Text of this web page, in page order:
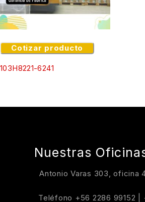
Cotizar producto
103H8221-6241
Nuestras
Antonio Varas 303, oficina
Teléfono +56 2286 99152